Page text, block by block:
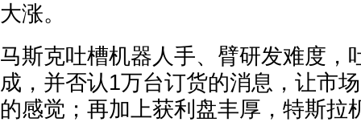
大涨。
马斯克吐槽机器人手、臂研发难度，
成，并否认1万台订货的消息，让市
的感觉；再加上获利盘丰厚，特斯拉